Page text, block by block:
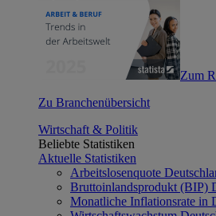
Zum
Zu Branchenübersicht
Wirtschaft & Politik
Beliebte Statistiken
Aktuelle Statistiken
Arbeitslosenquote
Bruttoinlandsprodukt (BIP)
Monatliche Inflationsrate in